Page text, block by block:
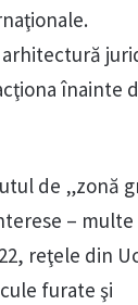
înainte
de „zonă
– multe
reţele din
furate şi